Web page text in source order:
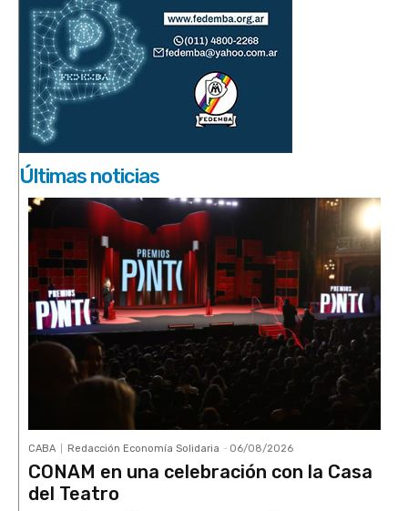
Últimas noticias
CABA Redacción Economía Solidaria - 06/08/2026
CONAM en una celebración con la Casa
del Teatro